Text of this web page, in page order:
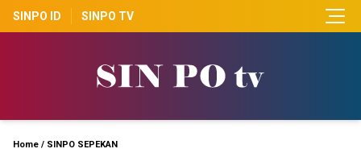
SINPO ID SINPO TV
Home / SINPO SEPEKAN